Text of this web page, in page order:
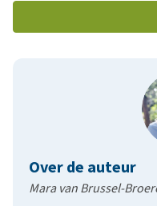
Over de auteur
Mara van Brussel-